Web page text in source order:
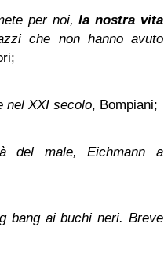
per noi,la nostra vita
che non hanno avuto
nel XXI secolo, Bompiani;
del male, Eichmann a
bang ai buchi neri. Breve